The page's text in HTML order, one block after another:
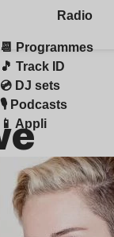
Radio
📆 Programmes
🎵 Track ID
💿 DJ sets
🎙️ Podcasts
📱 Appli